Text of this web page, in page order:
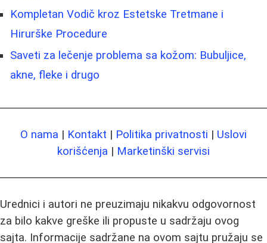
Kompletan Vodič kroz Estetske Tretmane i
Hirurške Procedure
Saveti za lečenje problema sa kožom: Bubuljice,
akne, fleke i drugo
O nama | Kontakt | Politika privatnosti | Uslovi
korišćenja | Marketinški servisi
Urednici i autori ne preuzimaju nikakvu odgovornost
za bilo kakve greške ili propuste u sadržaju ovog
sajta. Informacije sadržane na ovom sajtu pružaju se